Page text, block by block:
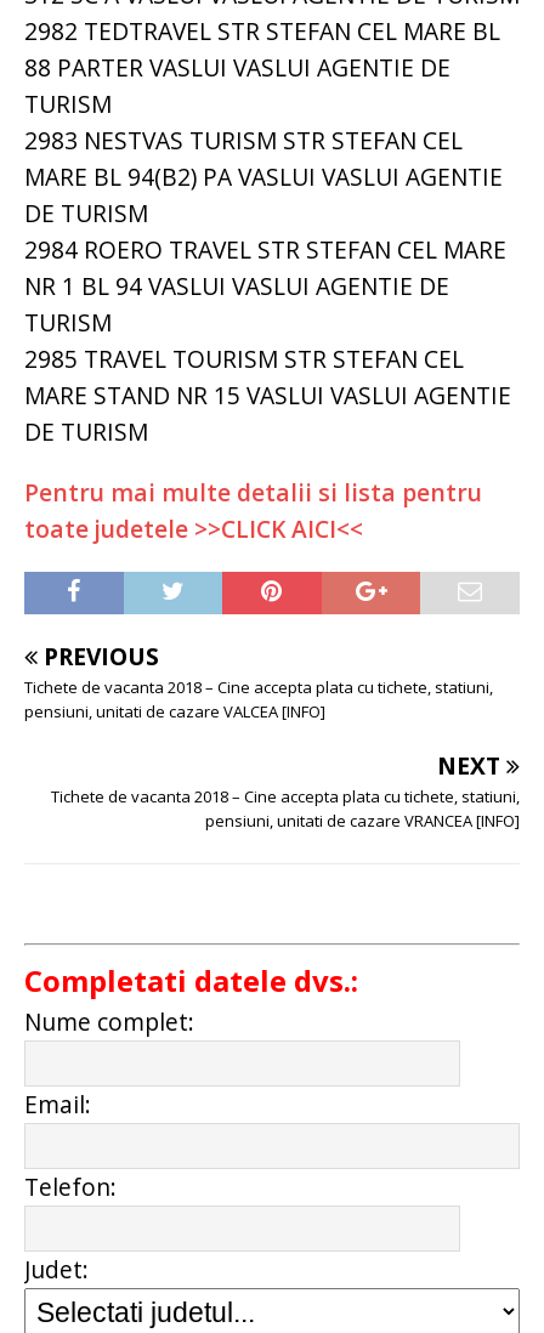
2982 TEDTRAVEL STR STEFAN CEL MARE BL
88 PARTER VASLUI VASLUI AGENTIE DE
TURISM
2983 NESTVAS TURISM STR STEFAN CEL
MARE BL 94(B2) PA VASLUI VASLUI AGENTIE
DE TURISM
2984 ROERO TRAVEL STR STEFAN CEL MARE
NR 1 BL 94 VASLUI VASLUI AGENTIE DE
TURISM
2985 TRAVEL TOURISM STR STEFAN CEL
MARE STAND NR 15 VASLUI VASLUI AGENTIE
DE TURISM
Pentru mai multe detalii si lista pentru
toate judetele >>CLICK AICI<<
PREVIOUS
Tichete de vacanta 2018 – Cine accepta plata cu tichete, statiuni,
pensiuni, unitati de cazare VALCEA [INFO]
NEXT
Tichete de vacanta 2018 – Cine accepta plata cu tichete, statiuni,
pensiuni, unitati de cazare VRANCEA [INFO]
Completati datele dvs.:
Nume complet:
Email:
Telefon:
Judet: